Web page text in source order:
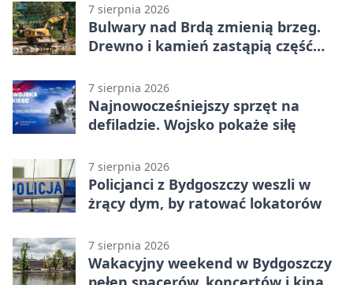
7 sierpnia 2026
Bulwary nad Brdą zmienią brzeg.
Drewno i kamień zastąpią część
7 sierpnia 2026
Najnowocześniejszy sprzęt na
defiladzie. Wojsko pokaże siłę
7 sierpnia 2026
Policjanci z Bydgoszczy weszli w
żrący dym, by ratować lokatorów
7 sierpnia 2026
Wakacyjny weekend w Bydgoszczy